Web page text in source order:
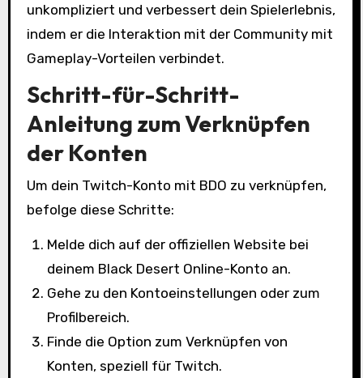
unkompliziert und verbessert dein Spielerlebnis,
indem er die Interaktion mit der Community mit
Gameplay-Vorteilen verbindet.
Schritt-für-Schritt-
Anleitung zum Verknüpfen
der Konten
Um dein Twitch-Konto mit BDO zu verknüpfen,
befolge diese Schritte:
Melde dich auf der offiziellen Website bei
deinem Black Desert Online-Konto an.
Gehe zu den Kontoeinstellungen oder zum
Profilbereich.
Finde die Option zum Verknüpfen von
Konten, speziell für Twitch.